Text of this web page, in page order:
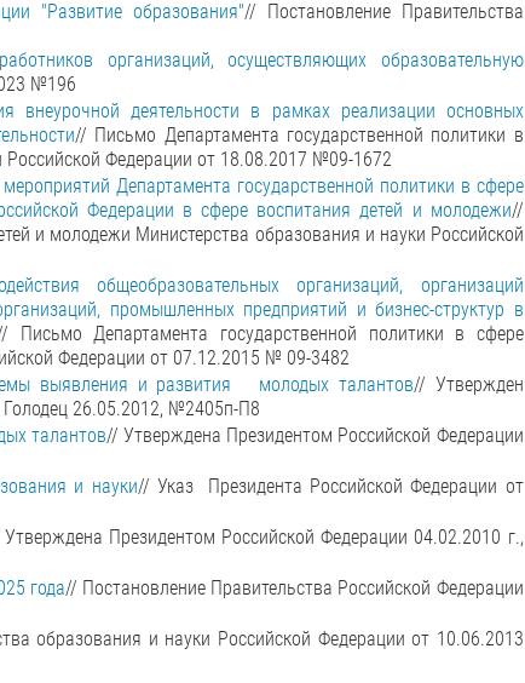
"Развитие образования"// Постановление Правительства
организаций, осуществляющих образовательную
№196
внеурочной деятельности в рамках реализации основных
// Письмо Департамента государственной политики в
Федерации от 18.08.2017 №09-1672
Департамента государственной политики в сфере
Федерации в сфере воспитания детей и молодежи//
и молодежи Министерства образования и науки Российской
общеобразовательных организаций, организаций
промышленных предприятий и бизнес-структур в
Письмо Департамента государственной политики в сфере
Федерации от 07.12.2015 № 09-3482
выявления и развития молодых талантов// Утвержден
26.05.2012, №2405п-П8
талантов// Утверждена Президентом Российской Федерации
и науки// Указ Президента Российской Федерации от
Президентом Российской Федерации 04.02.2010 г.,
года// Постановление Правительства Российской Федерации
образования и науки Российской Федерации от 10.06.2013